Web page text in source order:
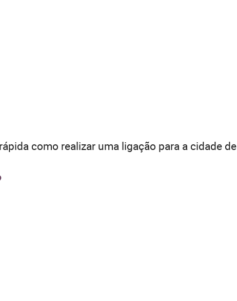
como realizar uma ligação para a cidade de